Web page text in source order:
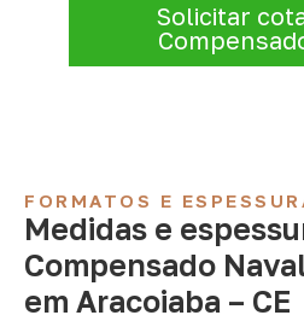
Solicitar
FORMATOS E
Medidas e
Compensado
em Aracoiaba – CE